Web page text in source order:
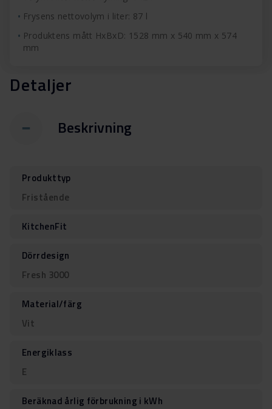
Frysens nettovolym i liter: 87 l
Produktens mått HxBxD: 1528 mm x 540 mm x 574
mm
Detaljer
Beskrivning
Produkttyp
Fristående
KitchenFit
Dörrdesign
Fresh 3000
Material/färg
Vit
Energiklass
E
Beräknad årlig förbrukning i kWh